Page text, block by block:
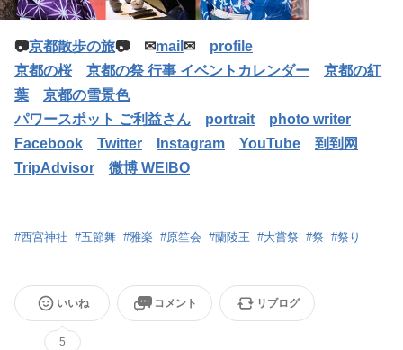
📷京都散歩の旅📷 ✉mail ✉ profile
京都の桜
京都の祭 行事 イベントカレンダー
京都の紅
葉
京都の雪景色
パワースポット ご利益さん
portrait
photo writer
Facebook
Twitter Instagram YouTube
到到网
TripAdvisor
微博 WEIBO
#西宮神社 #五節舞 #雅楽 #原笙会 #蘭陵王 #大嘗祭 #祭 #祭り
いいね
5
コメント リブログ